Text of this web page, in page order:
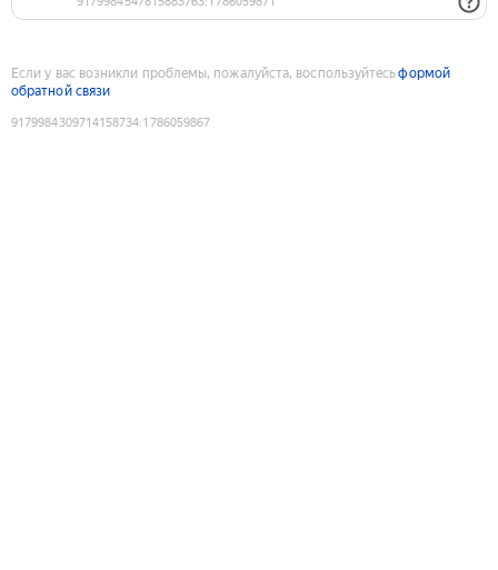
Если у вас возникли проблемы, пожалуйста, воспользуйтесьформой
обратной связи
9179984309714158734:1786059867